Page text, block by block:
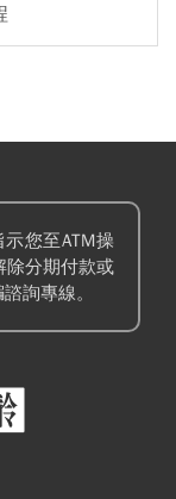
您至ATM操
除分期付款或
詢專線。